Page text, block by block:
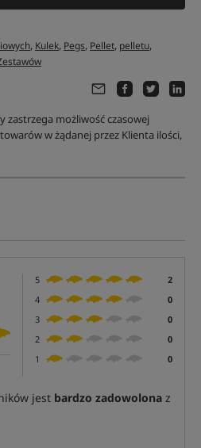
, Kulek, Pegs, Pellet, pelletu,
zastrzega możliwość czasowej
w żądanej przez Klienta ilości,
5
2
4
0
3
0
2
0
1
0
jest bardzo zadowolona z